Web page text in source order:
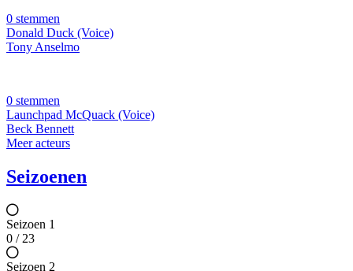
0 stemmen
Donald Duck (Voice)
Tony Anselmo
0 stemmen
Launchpad McQuack (Voice)
Beck Bennett
Meer acteurs
Seizoenen
Seizoen 1
0 / 23
Seizoen 2